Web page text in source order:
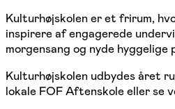
Kulturhøjskolen er et frirum,
inspirere af engagerede
morgensang og nyde hyggelige
Kulturhøjskolen udbydes året
lokale FOF Aftenskole eller se